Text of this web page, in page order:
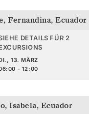
Fernandina, Ecuador
DETAILS FÜR 2
13. MÄRZ
- 12:00
Isabela, Ecuador